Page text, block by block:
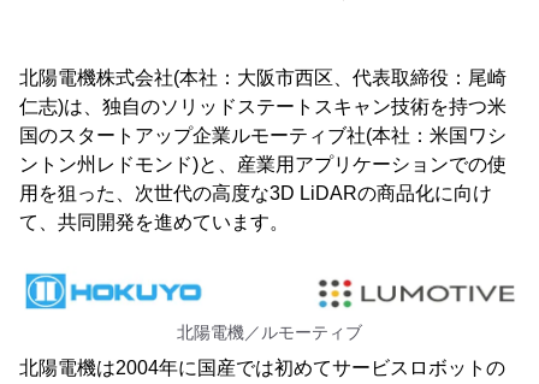
北陽電機株式会社(本社：大阪市西区、代表取締役：尾崎
仁志)は、独自のソリッドステートスキャン技術を持つ米
国のスタートアップ企業ルモーティブ社(本社：米国ワシ
ントン州レドモンド)と、産業用アプリケーションでの使
用を狙った、次世代の高度な3D LiDARの商品化に向け
て、共同開発を進めています。
北陽電機／ルモーティブ
北陽電機は2004年に国産では初めてサービスロボットの